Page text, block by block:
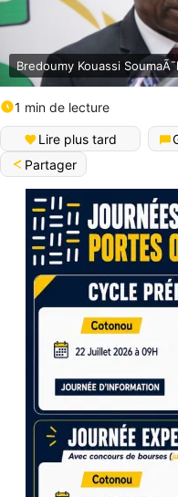
Bredoumy Kouassi
1 min de lecture
Lire plus tard
Partager